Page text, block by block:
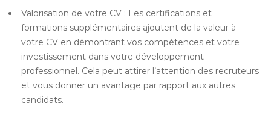
Valorisation de votre CV : Les certifications et
formations supplémentaires ajoutent de la valeur à
votre CV en démontrant vos compétences et votre
investissement dans votre développement
professionnel. Cela peut attirer l’attention des recruteurs
et vous donner un avantage par rapport aux autres
candidats.